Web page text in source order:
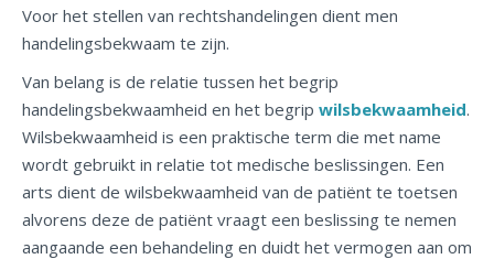
Voor het stellen van rechtshandelingen dient men
handelingsbekwaam te zijn.
Van belang is de relatie tussen het begrip
handelingsbekwaamheid en het begrip wilsbekwaamheid.
Wilsbekwaamheid is een praktische term die met name
wordt gebruikt in relatie tot medische beslissingen. Een
arts dient de wilsbekwaamheid van de patiënt te toetsen
alvorens deze de patiënt vraagt een beslissing te nemen
aangaande een behandeling en duidt het vermogen aan om